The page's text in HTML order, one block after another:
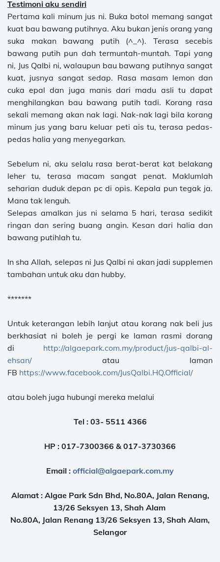
Testimoni aku sendiri
Pertama kali minum jus ni. Buka botol memang sangat
kuat bau bawang putihnya. Aku bukan jenis orang yang
suka makan bawang putih (^_^). Terasa secebis
bawang putih pun dah termuntah-muntah. Tapi yang
ni, Jus Qalbi ni, walaupun bau bawang putihnya sangat
kuat, jusnya sangat sedap. Rasa masam lemon dan
cuka epal dan juga manis dari madu asli tu dapat
menghilangkan bau bawang putih tadi. Korang rasa
sekali memang akan nak lagi. Nak-nak lagi bila korang
minum jus yang baru keluar peti ais tu, terasa pedas-
pedas halia yang menyegarkan.
Sebelum ni, aku selalu rasa berat-berat kat belakang
leher tu, terasa macam sangat penat. Maklumlah
seharian duduk depan pc di opis. Kepala pun tegak ja.
Mana tak lenguh.
Selepas amalkan jus ni selama 5 hari, terasa sedikit
ringan dan sering buang angin. Kesan dari halia dan
bawang putihlah tu.
In sha Allah, selepas ni Jus Qalbi ni akan jadi supplemen
tambahan untuk aku dan hubby.
*******
Untuk keterangan lebih lanjut atau korang nak beli jus
berkhasiat ni boleh je pergi ke laman rasmi dorang
di http://algaepark.com.my/product/jus-qalbi-al-
ehsan/ atau laman
FB https://www.facebook.com/JusQalbi.HQ.Official/
atau boleh juga hubungi mereka melalui
Tel : 03- 5511 4366
HP : 017-7300366 & 017-3730366
Email : official@algaepark.com.my
Alamat : Algae Park Sdn Bhd, No.80A, Jalan Renang,
13/26 Seksyen 13, Shah Alam
No.80A, Jalan Renang 13/26 Seksyen 13, Shah Alam,
Selangor